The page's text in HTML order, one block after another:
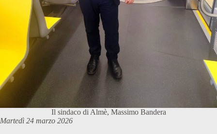
Il sindaco di Almè, Massimo Bandera
Martedì 24 marzo 2026